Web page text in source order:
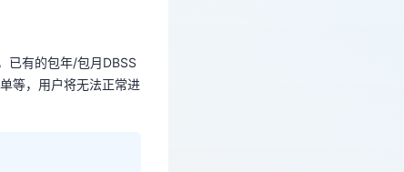
等，用户将无法正常进
已有的包年/包月DBSS
等，用户将无法正常进